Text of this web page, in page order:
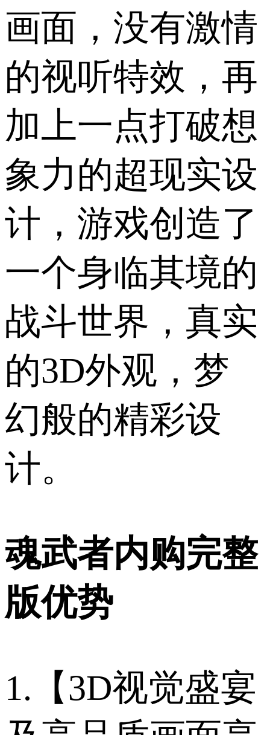
画面，没有激情
的视听特效，再
加上一点打破想
象力的超现实设
计，游戏创造了
一个身临其境的
战斗世界，真实
的3D外观，梦
幻般的精彩设
计。
魂武者内购完整
版优势
1.【3D视觉盛宴